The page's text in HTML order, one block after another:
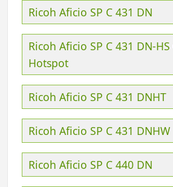
Ricoh Aficio SP C 431 DN
Ricoh Aficio SP C 431 DN-
Hotspot
Ricoh Aficio SP C 431 DNHT
Ricoh Aficio SP C 431 DNHW
Ricoh Aficio SP C 440 DN